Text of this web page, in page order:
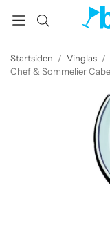
Startsiden / Vinglas /
Chef & Sommelier